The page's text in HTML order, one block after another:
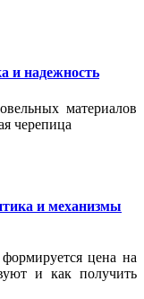
и надежность
материалов
черепица
и механизмы
цена на
и как получить